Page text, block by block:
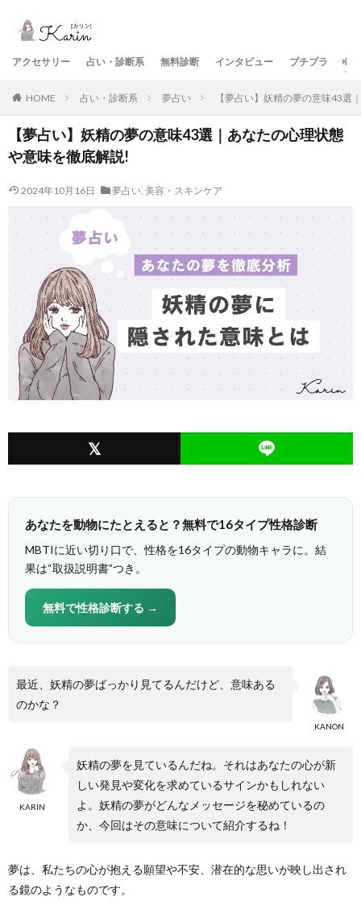
アクセサリー 占い・診断系 無料診断 インタビュー プチプラ 美
HOME 占い・診断系 夢占い 【夢占い】妖精の夢の意味43選
【夢占い】妖精の夢の意味43選｜あなたの心理状態
や意味を徹底解説!
2024年10月16日 夢占い, 美容・スキンケア
あなたを動物にたとえると？無料で16タイプ性格診断
MBTIに近い切り口で、性格を16タイプの動物キャラに。結
果は“取扱説明書”つき。
無料で性格診断する →
KANON
最近、妖精の夢ばっかり見てるんだけど、意味ある
のかな？
KARIN
妖精の夢を見ているんだね。それはあなたの心が新
しい発見や変化を求めているサインかもしれない
よ。妖精の夢がどんなメッセージを秘めているの
か、今回はその意味について紹介するね！
夢は、私たちの心が抱える願望や不安、潜在的な思いが映し出され
る鏡のようなものです。